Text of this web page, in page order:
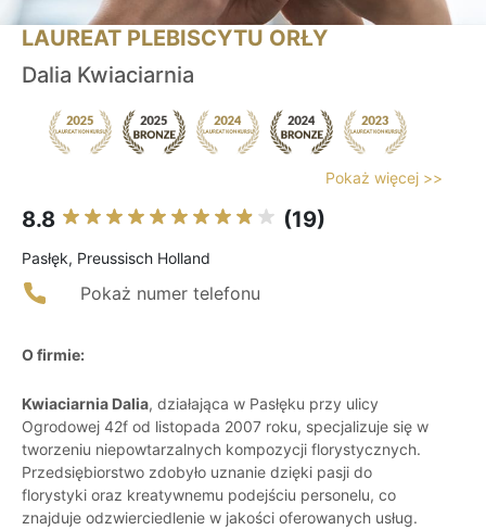
LAUREAT PLEBISCYTU ORŁY
Dalia Kwiaciarnia
Pokaż więcej >>
8.8 (19)
Pasłęk, Preussisch Holland
Pokaż numer telefonu
O firmie:
Kwiaciarnia Dalia, działająca w Pasłęku przy ulicy
Ogrodowej 42f od listopada 2007 roku, specjalizuje się w
tworzeniu niepowtarzalnych kompozycji florystycznych.
Przedsiębiorstwo zdobyło uznanie dzięki pasji do
florystyki oraz kreatywnemu podejściu personelu, co
znajduje odzwierciedlenie w jakości oferowanych usług.